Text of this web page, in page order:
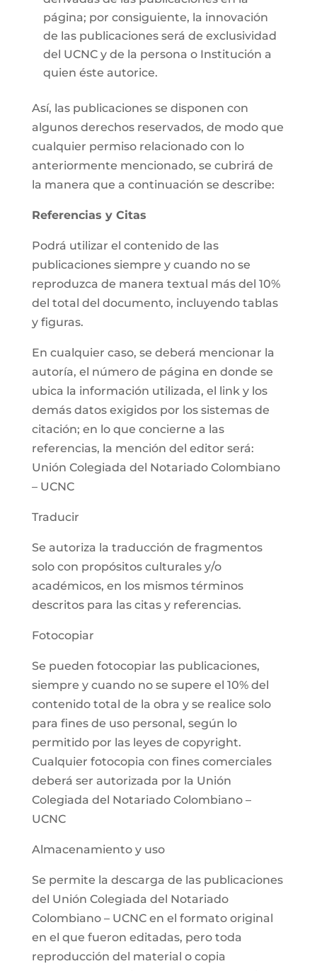
página; por consiguiente, la innovación
de las publicaciones será de exclusividad
del UCNC y de la persona o Institución a
quien éste autorice.
Así, las publicaciones se disponen con
algunos derechos reservados, de modo que
cualquier permiso relacionado con lo
anteriormente mencionado, se cubrirá de
la manera que a continuación se describe:
Referencias y Citas
Podrá utilizar el contenido de las
publicaciones siempre y cuando no se
reproduzca de manera textual más del 10%
del total del documento, incluyendo tablas
y figuras.
En cualquier caso, se deberá mencionar la
autoría, el número de página en donde se
ubica la información utilizada, el link y los
demás datos exigidos por los sistemas de
citación; en lo que concierne a las
referencias, la mención del editor será:
Unión Colegiada del Notariado Colombiano
– UCNC
Traducir
Se autoriza la traducción de fragmentos
solo con propósitos culturales y/o
académicos, en los mismos términos
descritos para las citas y referencias.
Fotocopiar
Se pueden fotocopiar las publicaciones,
siempre y cuando no se supere el 10% del
contenido total de la obra y se realice solo
para fines de uso personal, según lo
permitido por las leyes de copyright.
Cualquier fotocopia con fines comerciales
deberá ser autorizada por la Unión
Colegiada del Notariado Colombiano –
UCNC
Almacenamiento y uso
Se permite la descarga de las publicaciones
del Unión Colegiada del Notariado
Colombiano – UCNC en el formato original
en el que fueron editadas, pero toda
reproducción del material o copia